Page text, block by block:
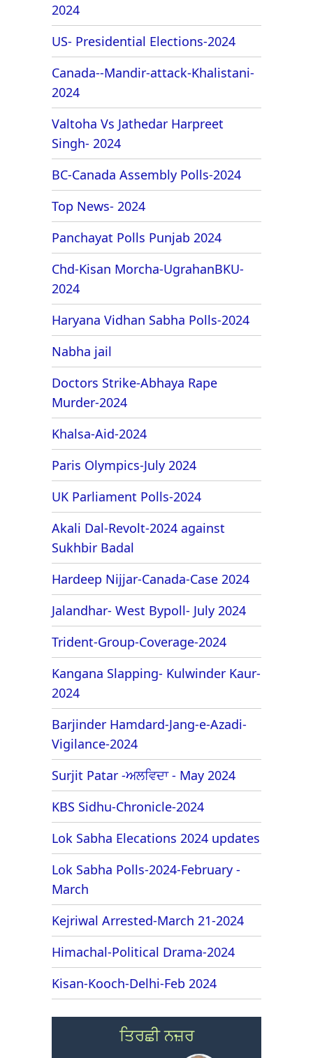
2024
US- Presidential Elections-2024
Canada--Mandir-attack-Khalistani-
2024
Valtoha Vs Jathedar Harpreet
Singh- 2024
BC-Canada Assembly Polls-2024
Top News- 2024
Panchayat Polls Punjab 2024
Chd-Kisan Morcha-UgrahanBKU-
2024
Haryana Vidhan Sabha Polls-2024
Nabha jail
Doctors Strike-Abhaya Rape
Murder-2024
Khalsa-Aid-2024
Paris Olympics-July 2024
UK Parliament Polls-2024
Akali Dal-Revolt-2024 against
Sukhbir Badal
Hardeep Nijjar-Canada-Case 2024
Jalandhar- West Bypoll- July 2024
Trident-Group-Coverage-2024
Kangana Slapping- Kulwinder Kaur-
2024
Barjinder Hamdard-Jang-e-Azadi-
Vigilance-2024
Surjit Patar -ਅਲਵਿਦਾ - May 2024
KBS Sidhu-Chronicle-2024
Lok Sabha Elecations 2024 updates
Lok Sabha Polls-2024-February -
March
Kejriwal Arrested-March 21-2024
Himachal-Political Drama-2024
Kisan-Kooch-Delhi-Feb 2024
ਤਿਰਛੀ ਨਜ਼ਰ